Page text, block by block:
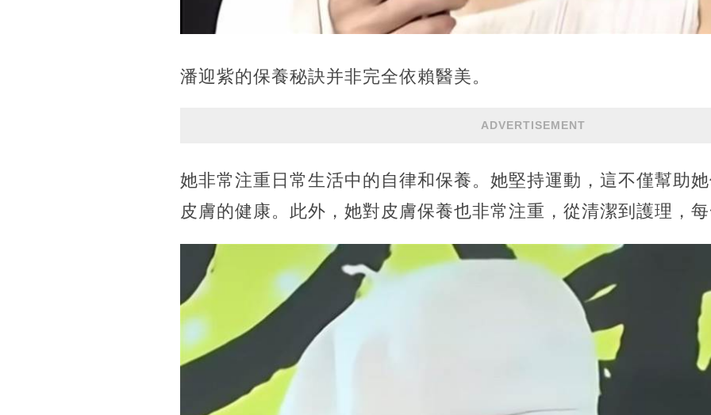
潘迎紫的保養秘訣并非完全依賴醫美。
ADVERTISEMENT
她非常注重日常生活中的自律和保養。她堅持運動，這不僅幫助
皮膚的健康。此外，她對皮膚保養也非常注重，從清潔到護理，